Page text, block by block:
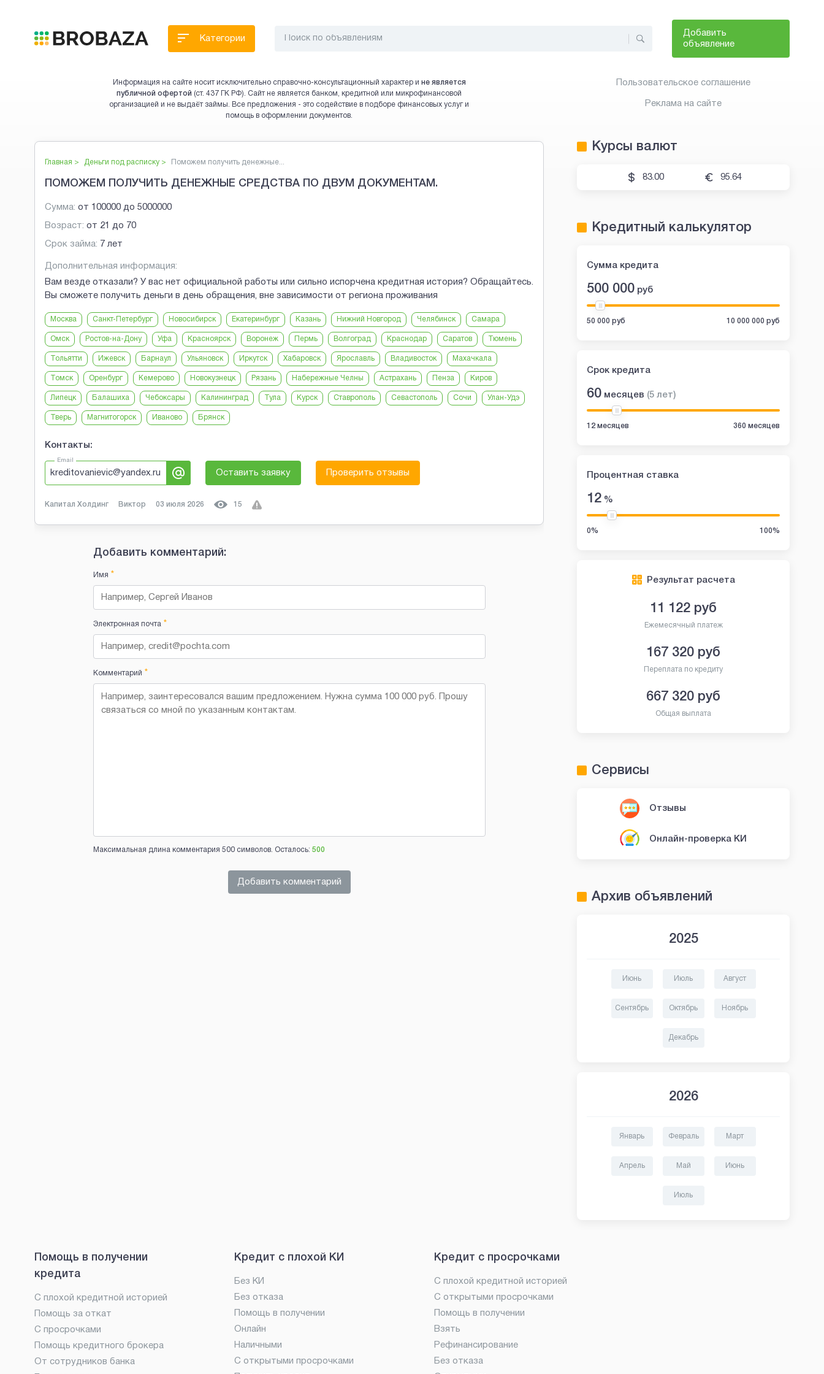
Добавить
объявление
Категории
Информация на сайте носит исключительно справочно-консультационный характер и не является
публичной офертой (ст. 437 ГК РФ). Сайт не является банком, кредитной или микрофинансовой
организацией и не выдаёт займы. Все предложения - это содействие в подборе финансовых услуг и
помощь в оформлении документов.
Главная > Деньги под расписку > Поможем получить денежные...
ПОМОЖЕМ ПОЛУЧИТЬ ДЕНЕЖНЫЕ СРЕДСТВА ПО ДВУМ ДОКУМЕНТАМ.
Сумма: от 100000 до 5000000
Возраст: от 21 до 70
Срок займа: 7 лет
Дополнительная информация:
Вам везде отказали? У вас нет официальной работы или сильно испорчена кредитная история? Обращайтесь.
Вы сможете получить деньги в день обращения, вне зависимости от региона проживания
Москва Санкт-Петербург Новосибирск Екатеринбург Казань Нижний Новгород Челябинск Самара
Омск Ростов-на-Дону Уфа Красноярск Воронеж Пермь Волгоград Краснодар Саратов Тюмень
Тольятти Ижевск Барнаул Ульяновск Иркутск Хабаровск Ярославль Владивосток Махачкала
Томск Оренбург Кемерово Новокузнецк Рязань Набережные Челны Астрахань Пенза Киров
Липецк Балашиха Чебоксары Калининград Тула Курск Ставрополь Севастополь Сочи Улан-Удэ
Тверь Магнитогорск Иваново Брянск
Контакты:
Email
kreditovanievic@yandex.ru Оставить заявку Проверить отзывы
Капитал Холдинг Виктор 03 июля 2026 15
Добавить комментарий:
Имя *
Электронная почта*
Комментарий *
Максимальная длина комментария 500 символов. Осталось: 500
Добавить комментарий
Пользовательское соглашение
Реклама на сайте
Курсы валют
83.00 95.64
Кредитный калькулятор
Сумма кредита
500 000 руб
50 000 руб 10 000 000 руб
Срок кредита
60 месяцев (5 лет)
12 месяцев 360 месяцев
Процентная ставка
12 %
0% 100%
Результат расчета
11 122 руб
Ежемесячный платеж
167 320 руб
Переплата по кредиту
667 320 руб
Общая выплата
Сервисы
Отзывы
Онлайн-проверка КИ
Архив объявлений
2025
Июнь Июль Август
Сентябрь Октябрь Ноябрь
Декабрь
2026
Январь Февраль Март
Апрель Май Июнь
Июль
Помощь в получении
кредита
С плохой кредитной историей
Помощь за откат
С просрочками
Помощь кредитного брокера
От сотрудников банка
Кредит с плохой КИ
Без КИ
Без отказа
Помощь в получении
Онлайн
Наличными
С открытыми просрочками
Кредит с просрочками
С плохой кредитной историей
С открытыми просрочками
Помощь в получении
Взять
Рефинансирование
Без отказа